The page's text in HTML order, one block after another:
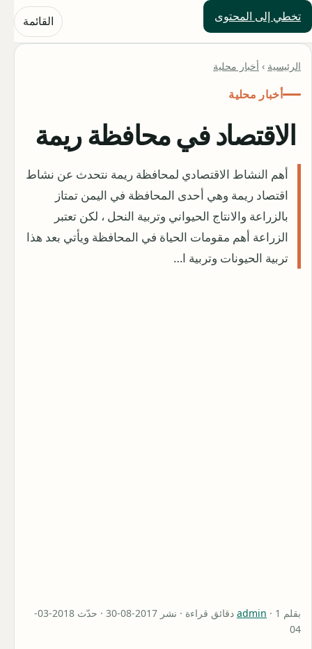
تخطي إلى المحتوى
حلول العالم القائمة
الرئيسية › أخبار محلية
أخبار محلية
الاقتصاد في محافظة ريمة
أهم النشاط الاقتصادي لمحافظة ريمة نتحدث عن نشاط
اقتصاد ريمة وهي أحدى المحافظة في اليمن تمتاز
بالزراعة والانتاج الحيواني وتربية النحل ، لكن تعتبر
الزراعة أهم مقومات الحياة في المحافظة ويأتي بعد هذا
تربية الحيونات وتربية ا…
بقلم admin
· 1 دقائق قراءة · نشر 2017-08-30 · حدّث 2018-03-
04